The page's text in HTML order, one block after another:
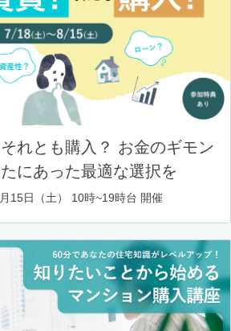
れとも購入？ お金のギモン
にあった最適な選択を
15日（土） 10時~19時台 開催